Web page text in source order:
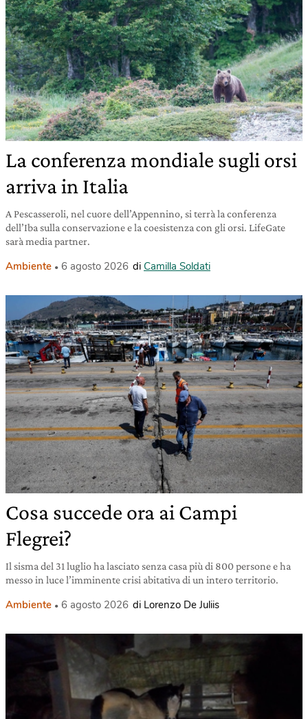
La conferenza mondiale sugli orsi
arriva in Italia
A Pescasseroli, nel cuore dell’Appennino, si terrà la conferenza
dell’Iba sulla conservazione e la coesistenza con gli orsi. LifeGate
sarà media partner.
Ambiente 6 agosto 2026 di Camilla Soldati
Cosa succede ora ai Campi
Flegrei?
Il sisma del 31 luglio ha lasciato senza casa più di 800 persone e ha
messo in luce l’imminente crisi abitativa di un intero territorio.
Ambiente 6 agosto 2026 di Lorenzo De Juliis